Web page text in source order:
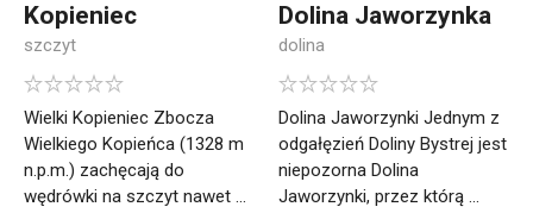
Kopieniec
szczyt
Wielki Kopieniec Zbocza
Wielkiego Kopieńca (1328 m
n.p.m.) zachęcają do
wędrówki na szczyt nawet ...
Dolina Jaworzynka
dolina
Dolina Jaworzynki Jednym z
odgałęzień Doliny Bystrej jest
niepozorna Dolina
Jaworzynki, przez którą ...